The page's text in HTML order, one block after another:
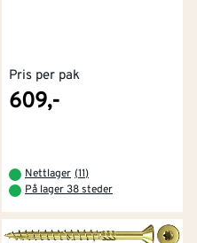
Pris per pak
609,-
Nettlager (11)
På lager 38 steder